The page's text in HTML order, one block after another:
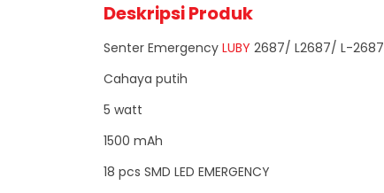
Deskripsi Produk
Senter Emergency LUBY 2687/ L2687/ L-2687
Cahaya putih
5 watt
1500 mAh
18 pcs SMD LED EMERGENCY